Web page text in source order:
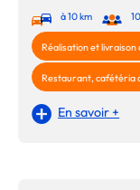
à 10 km
Réalisation et
Restaurant, cafétéria
En savoir +